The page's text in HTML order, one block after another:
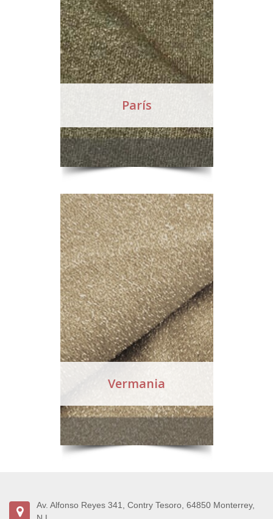
París
Vermania
Av. Alfonso Reyes 341, Contry Tesoro, 64850 Monterrey,